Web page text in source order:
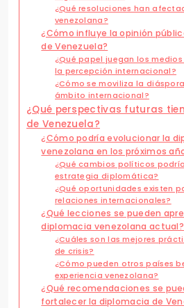
¿Qué resoluciones han
venezolana?
¿Cómo influye la opinión
de Venezuela?
¿Qué papel juegan los
la percepción internacional?
¿Cómo se moviliza la
ámbito internacional?
¿Qué perspectivas futuras
de Venezuela?
¿Cómo podría evolucionar la
venezolana en los próximos
¿Qué cambios políticos
estrategia diplomática?
¿Qué oportunidades existen
relaciones internacionales?
¿Qué lecciones se pueden
diplomacia venezolana actual?
¿Cuáles son las mejores
de crisis?
¿Cómo pueden otros países
experiencia venezolana?
¿Qué recomendaciones se
fortalecer la diplomacia de